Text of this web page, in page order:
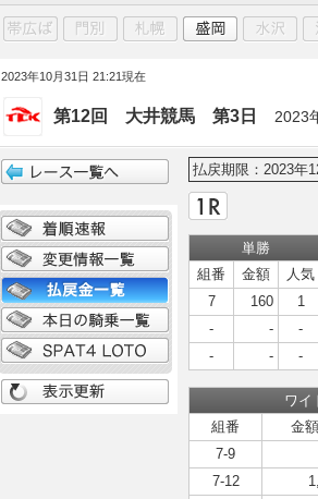
2023年10月31日 21:21現在
第12回 大井競馬 第3日 2023
払戻期限：2023年
単勝
組番
金額
人気
7
160
1
-
-
-
-
- -
ワイ
組番
金額
7-9
7-12